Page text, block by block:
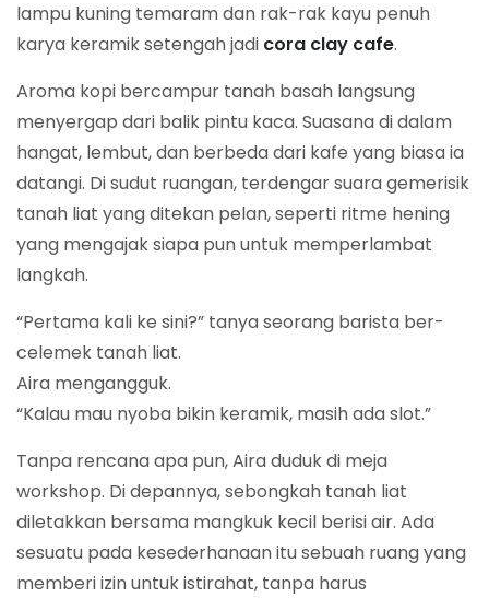
lampu kuning temaram dan rak-rak kayu penuh
karya keramik setengah jadi cora clay cafe.
Aroma kopi bercampur tanah basah langsung
menyergap dari balik pintu kaca. Suasana di dalam
hangat, lembut, dan berbeda dari kafe yang biasa ia
datangi. Di sudut ruangan, terdengar suara gemerisik
tanah liat yang ditekan pelan, seperti ritme hening
yang mengajak siapa pun untuk memperlambat
langkah.
“Pertama kali ke sini?” tanya seorang barista ber-
celemek tanah liat.
Aira mengangguk.
“Kalau mau nyoba bikin keramik, masih ada slot.”
Tanpa rencana apa pun, Aira duduk di meja
workshop. Di depannya, sebongkah tanah liat
diletakkan bersama mangkuk kecil berisi air. Ada
sesuatu pada kesederhanaan itu sebuah ruang yang
memberi izin untuk istirahat, tanpa harus